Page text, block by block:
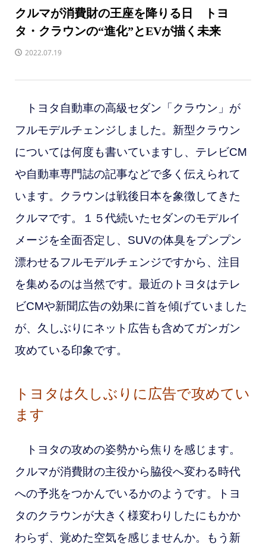
クルマが消費財の王座を降りる日 トヨ
タ・クラウンの“進化”とEVが描く未来
2022.07.19
トヨタ自動車の高級セダン「クラウン」が
フルモデルチェンジしました。新型クラウン
については何度も書いていますし、テレビCM
や自動車専門誌の記事などで多く伝えられて
います。
クラウンは戦後日本を象徴してきた
クルマです。１５代続いたセダンのモデルイ
メージを全面否定し、SUVの体臭をプンプン
漂わせるフルモデルチェンジですから、注目
を集めるのは当然です。最近のトヨタはテレ
ビCMや新聞広告の効果に首を傾げていました
が、久しぶりにネット広告も含めてガンガン
攻めている印象です。
トヨタは久しぶりに広告で攻めてい
ます
トヨタの攻めの姿勢から焦りを感じます。
クルマが消費財の主役から脇役へ変わる時代
への予兆をつかんでいるかのようです。
トヨ
タのクラウンが大きく様変わりしたにもかか
わらず、覚めた空気を感じませんか。もう新